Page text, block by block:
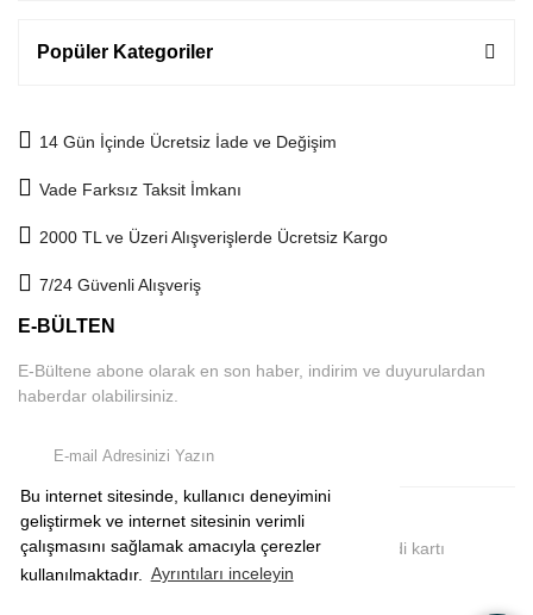
Bu internet sitesinde, kullanıcı deneyimini
geliştirmek ve internet sitesinin verimli
çalışmasını sağlamak amacıyla çerezler
kullanılmaktadır.
Ayrıntıları inceleyin
Popüler Kategoriler
14 Gün İçinde Ücretsiz İade ve Değişim
Vade Farksız Taksit İmkanı
2000 TL ve Üzeri Alışverişlerde Ücretsiz Kargo
7/24 Güvenli Alışveriş
E-BÜLTEN
E-Bültene abone olarak en son haber, indirim ve duyurulardan
haberdar olabilirsiniz.
2019 © comeup.com.tr | Tüm Hakları Saklıdır. Kredi kartı
bilgileriniz 256Bit SSL sertifikası ile korunmaktadır.